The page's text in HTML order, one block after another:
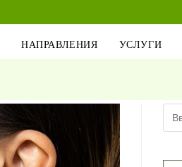
НАПРАВЛЕНИЯ УСЛУГИ